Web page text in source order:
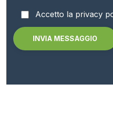
Accetto la privacy